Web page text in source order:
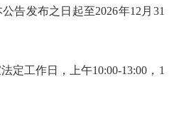
公告发布之日起至2026年12月31
法定工作日，上午10:00-13:00，1